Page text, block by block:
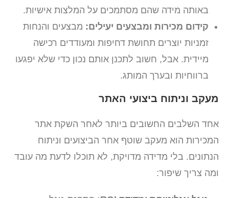
באותה מידה שהם מסתמכים על המלצות אישיות.
קידום מכירות ומבצעים יעילים: מבצעים והנחות
זמניות יוצרים תחושת דחיפות ומעודדים רכישה
מיידית. אבל, חשוב לתכנן אותם נכון כדי שלא יפגעו
ברווחיות ובערך המותג.
מעקב וניתוח ביצועי האתר
אחד השלבים החשובים ביותר לאחר השקת אתר
המכירות הוא מעקב שוטף אחר הביצועים וניתוח
הנתונים. בלי מדידה מדויקת, לא תוכלו לדעת מה עובד
ומה צריך שיפור: